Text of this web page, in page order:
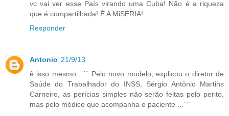
vc vai ver esse País virando uma Cuba! Não é a riqueza
que é compartilhada! É A MiSERIA!
Responder
Antonio 21/9/13
è isso mesmo : ´´ Pelo novo modelo, explicou o diretor de
Saúde do Trabalhador do INSS, Sérgio Antônio Martins
Carneiro, as perícias simples não serão feitas pelo perito,
mas pelo médico que acompanha o paciente ...```